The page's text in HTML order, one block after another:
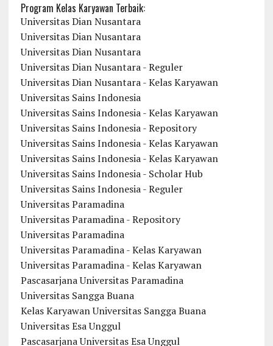
Program Kelas Karyawan Terbaik:
Universitas Dian Nusantara
Universitas Dian Nusantara
Universitas Dian Nusantara
Universitas Dian Nusantara - Reguler
Universitas Dian Nusantara - Kelas Karyawan
Universitas Sains Indonesia
Universitas Sains Indonesia - Kelas Karyawan
Universitas Sains Indonesia - Repository
Universitas Sains Indonesia - Kelas Karyawan
Universitas Sains Indonesia - Kelas Karyawan
Universitas Sains Indonesia - Scholar Hub
Universitas Sains Indonesia - Reguler
Universitas Paramadina
Universitas Paramadina - Repository
Universitas Paramadina
Universitas Paramadina - Kelas Karyawan
Universitas Paramadina - Kelas Karyawan
Pascasarjana Universitas Paramadina
Universitas Sangga Buana
Kelas Karyawan Universitas Sangga Buana
Universitas Esa Unggul
Pascasarjana Universitas Esa Unggul